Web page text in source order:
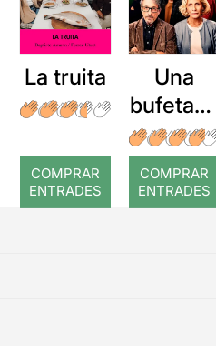
La truita
COMPRAR
ENTRADES
Una
bufetada
a temps
COMPRAR
ENTRADES